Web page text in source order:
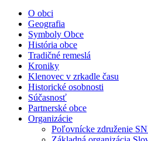
O obci
Geografia
Symboly Obce
História obce
Tradičné remeslá
Kroniky
Klenovec v zrkadle času
Historické osobnosti
Súčasnosť
Partnerské obce
Organizácie
Poľovnícke združenie